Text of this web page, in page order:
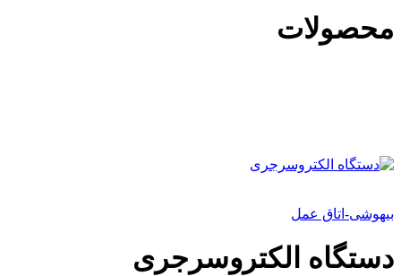
محصولات
بیهوشی-اتاق عمل
دستگاه الکتروسرجری